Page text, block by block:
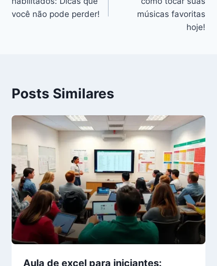
Post
você não pode perder!
músicas favoritas
hoje!
Posts Similares
Aula de excel para iniciantes: